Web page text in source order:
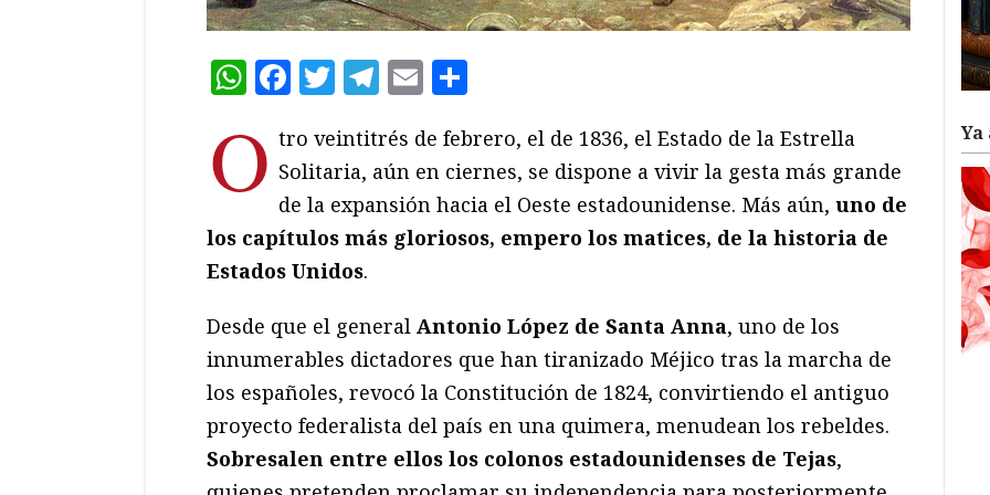
WhatsApp
Facebook
Twitter
Telegram
Email
O tro veintitrés de febrero, el de 1836, el Estado de la Estrella
Solitaria, aún en ciernes, se dispone a vivir la gesta más grande
de la expansión hacia el Oeste estadounidense. Más aún, uno de
los capítulos más gloriosos, empero los matices, de la historia de
Estados Unidos.
Desde que el general Antonio López de Santa Anna, uno de los
innumerables dictadores que han tiranizado Méjico tras la marcha de
los españoles, revocó la Constitución de 1824, convirtiendo el antiguo
proyecto federalista del país en una quimera, menudean los rebeldes.
Sobresalen entre ellos los colonos estadounidenses de Tejas,
Ya